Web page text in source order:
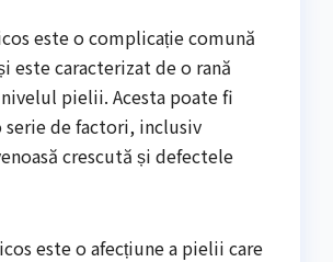
este o complicație comună
este caracterizat de o rană
pielii. Acesta poate fi
serie de factori, inclusiv
crescută și defectele
este o afecțiune a pielii care